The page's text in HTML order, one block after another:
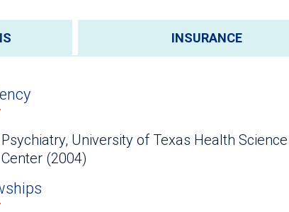
INSURANCE
Psychiatry, University of Texas Health Science
Center (2004)